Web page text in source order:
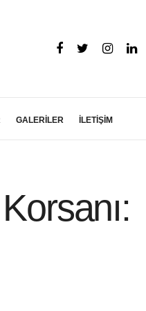
GALERİLER İLETİŞİM